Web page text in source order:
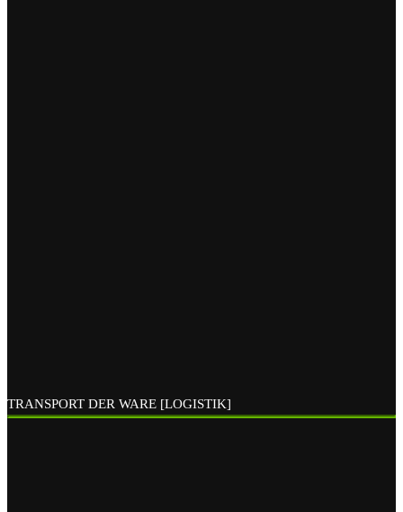
TRANSPORT DER WARE [LOGISTIK]